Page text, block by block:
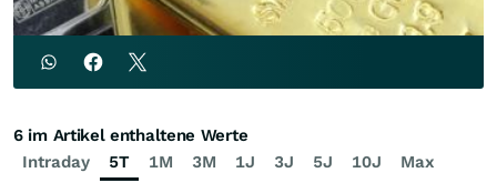
Intraday 5T 1M 3M 1J 3J 5J 10J Max
6 im Artikel enthaltene Werte